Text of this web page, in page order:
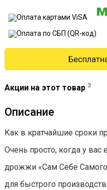
Акции на этот товар 3
Описание
Как в кратчайшие сроки
Очень просто, когда у вас
дрожжи «Сам Себе
для быстрого